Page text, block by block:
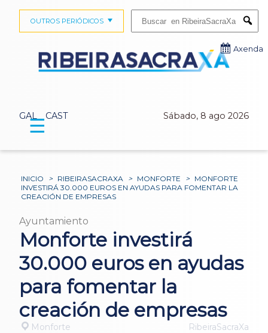
GAL CAST Sábado, 8 ago 2026
OUTROS PERIÓDICOS
Axenda
☰
INICIO > RIBEIRASACRAXA > MONFORTE > MONFORTE
INVESTIRÁ 30.000 EUROS EN AYUDAS PARA FOMENTAR LA
CREACIÓN DE EMPRESAS
Ayuntamiento
Monforte investirá
30.000 euros en ayudas
para fomentar la
creación de empresas
Monforte RibeiraSacraXa